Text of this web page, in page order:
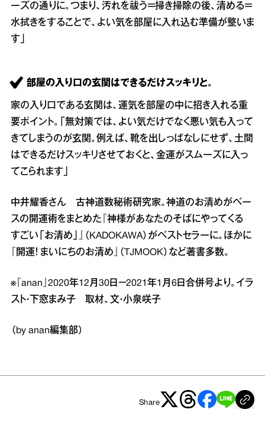
ーズの通りに。つまり、汚れを祓う＝掃き掃除の後、清める＝
水拭きをすることで、よい気を部屋に入れ込む準備が整いま
す」
部屋の入り口の玄関はできるだけスッキリと。
家の入り口である玄関は、運気を部屋の中に招き入れる重
要ポイント。「無対策では、よい気だけでなく悪い気も入って
きてしまうのが玄関。例えば、靴を出しっぱなしにせず、土間
はできるだけスッキリさせておくと、金運がスムーズに入っ
てこられます」
中井耀香さん 古神道数秘術研究家。神道のお清めがベー
スの開運術をまとめた『神様があなたのそばにやってくる
すごい「お清め」』（KADOKAWA）がベストセラーに。ほかに
『開運！ まいにちのお清め』（TJMOOK）など著書多数。
※『anan』2020年12月30日－2021年1月6日合併号より。イラ
スト・下窓まみ子 取材、文・小泉咲子
（by anan編集部）
Share